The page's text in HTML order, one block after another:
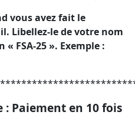
vous avez fait le
Libellez-le de votre nom
FSA-25 ». Exemple :
Paiement en 10 fois